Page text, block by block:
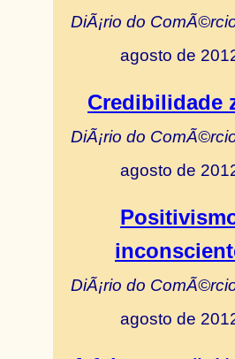
DiÃ¡rio do
agosto de
Credibilidade
DiÃ¡rio do
agosto de
DiÃ¡rio do
agosto de